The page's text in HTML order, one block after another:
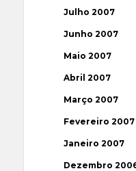
Julho 2007
Junho 2007
Maio 2007
Abril 2007
Março 2007
Fevereiro 2007
Janeiro 2007
Dezembro